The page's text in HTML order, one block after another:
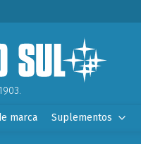
marca Suplementos